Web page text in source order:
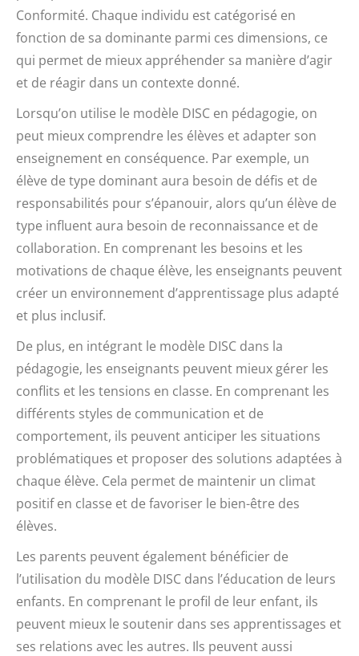
Conformité. Chaque individu est catégorisé en
fonction de sa dominante parmi ces dimensions, ce
qui permet de mieux appréhender sa manière d’agir
et de réagir dans un contexte donné.
Lorsqu’on utilise le modèle DISC en pédagogie, on
peut mieux comprendre les élèves et adapter son
enseignement en conséquence. Par exemple, un
élève de type dominant aura besoin de défis et de
responsabilités pour s’épanouir, alors qu’un élève de
type influent aura besoin de reconnaissance et de
collaboration. En comprenant les besoins et les
motivations de chaque élève, les enseignants peuvent
créer un environnement d’apprentissage plus adapté
et plus inclusif.
De plus, en intégrant le modèle DISC dans la
pédagogie, les enseignants peuvent mieux gérer les
conflits et les tensions en classe. En comprenant les
différents styles de communication et de
comportement, ils peuvent anticiper les situations
problématiques et proposer des solutions adaptées à
chaque élève. Cela permet de maintenir un climat
positif en classe et de favoriser le bien-être des
élèves.
Les parents peuvent également bénéficier de
l’utilisation du modèle DISC dans l’éducation de leurs
enfants. En comprenant le profil de leur enfant, ils
peuvent mieux le soutenir dans ses apprentissages et
ses relations avec les autres. Ils peuvent aussi